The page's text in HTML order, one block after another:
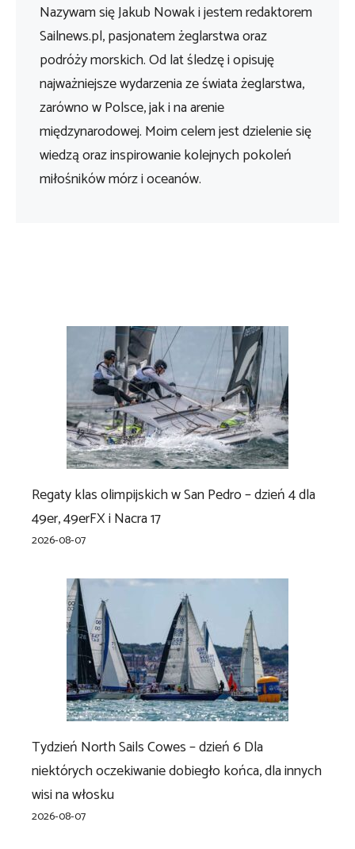
Nazywam się Jakub Nowak i jestem redaktorem
Sailnews.pl, pasjonatem żeglarstwa oraz
podróży morskich. Od lat śledzę i opisuję
najważniejsze wydarzenia ze świata żeglarstwa,
zarówno w Polsce, jak i na arenie
międzynarodowej. Moim celem jest dzielenie się
wiedzą oraz inspirowanie kolejnych pokoleń
miłośników mórz i oceanów.
Regaty klas olimpijskich w San Pedro – dzień 4 dla
49er, 49erFX i Nacra 17
2026-08-07
Tydzień North Sails Cowes – dzień 6 Dla
niektórych oczekiwanie dobiegło końca, dla innych
wisi na włosku
2026-08-07